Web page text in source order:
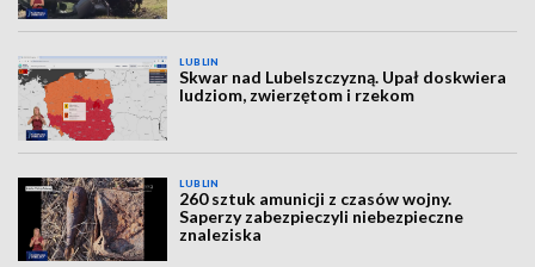
LUBLIN
Skwar nad Lubelszczyzną. Upał doskwiera
ludziom, zwierzętom i rzekom
LUBLIN
260 sztuk amunicji z czasów wojny.
Saperzy zabezpieczyli niebezpieczne
znaleziska